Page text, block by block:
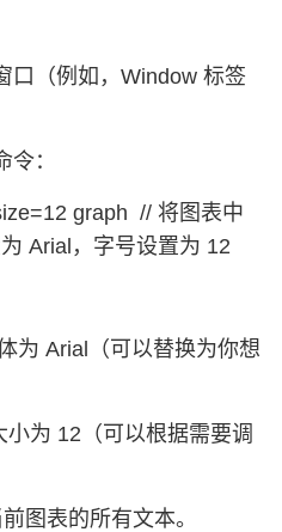
口（例如，Window 标签
：
graph // 将图表中
Arial，字号设置为 12
为 Arial（可以替换为你想
为 12（可以根据需要调
图表的所有文本。